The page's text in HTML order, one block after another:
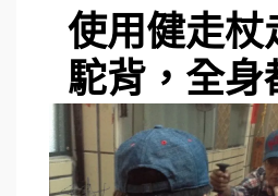
使用健走杖
駝背，全身